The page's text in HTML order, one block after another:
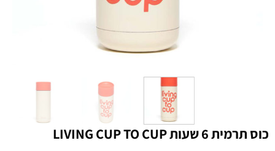
כוס תרמית 6 שעות LIVING CUP TO CUP